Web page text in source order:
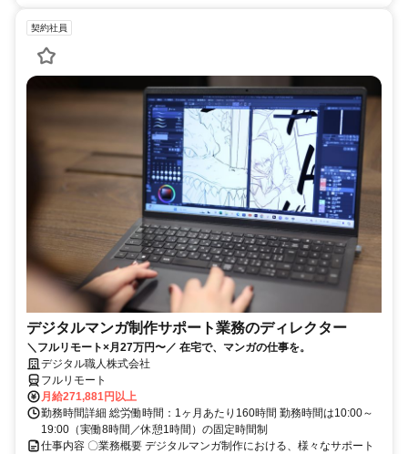
契約社員
デジタルマンガ制作サポート業務のディレクター
＼フルリモート×月27万円〜／ 在宅で、マンガの仕事を。
デジタル職人株式会社
フルリモート
月給271,881円以上
勤務時間詳細 総労働時間：1ヶ月あたり160時間 勤務時間は10:00～
19:00（実働8時間／休憩1時間）の固定時間制
仕事内容 〇業務概要 デジタルマンガ制作における、様々なサポート